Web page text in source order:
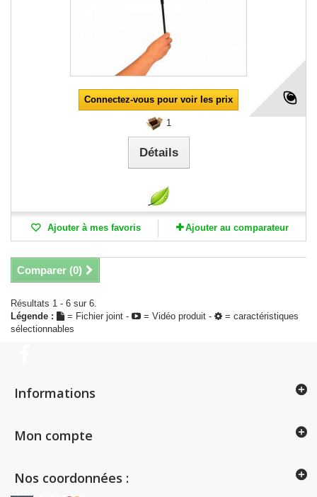
Connectez-vous pour voir les prix
1
Détails
Ajouter à mes favoris Ajouter au comparateur
Comparer (0)
Résultats 1 - 6 sur 6.
Légende :
= Fichier joint - = Vidéo produit -
= caractéristiques
sélectionnables
Informations
Mon compte
Nos coordonnées :